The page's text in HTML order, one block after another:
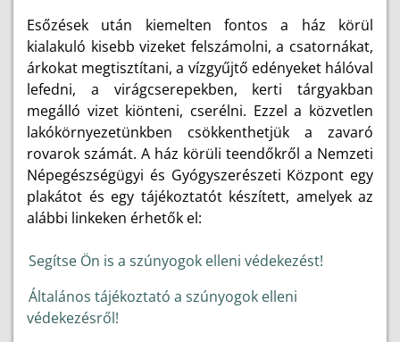
Esőzések után kiemelten fontos a ház körül
kialakuló kisebb vizeket felszámolni, a csatornákat,
árkokat megtisztítani, a vízgyűjtő edényeket hálóval
lefedni, a virágcserepekben, kerti tárgyakban
megálló vizet kiönteni, cserélni. Ezzel a közvetlen
lakókörnyezetünkben csökkenthetjük a zavaró
rovarok számát. A ház körüli teendőkről a Nemzeti
Népegészségügyi és Gyógyszerészeti Központ egy
plakátot és egy tájékoztatót készített, amelyek az
alábbi linkeken érhetők el:
Segítse Ön is a szúnyogok elleni védekezést!
Általános tájékoztató a szúnyogok elleni
védekezésről!